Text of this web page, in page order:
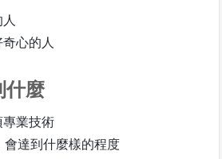
心的人
什麼
業技術
達到什麼樣的程度